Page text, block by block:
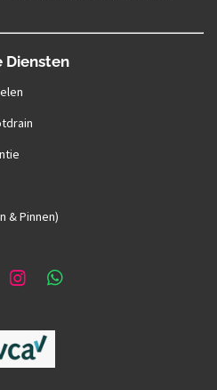
Diensten
& Pinnen)
I
t
a
g
W
t
A